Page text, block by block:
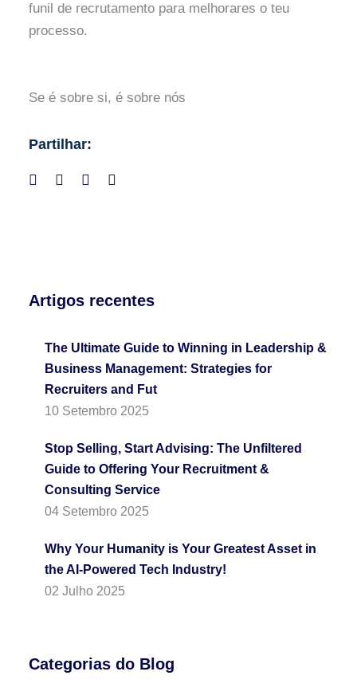
Artigos recentes
The Ultimate Guide to Winning in Leadership &
Business Management: Strategies for
Recruiters and Fut
10 Setembro 2025
Stop Selling, Start Advising: The Unfiltered
Guide to Offering Your Recruitment &
Consulting Service
04 Setembro 2025
Why Your Humanity is Your Greatest Asset in
the AI-Powered Tech Industry!
02 Julho 2025
Categorias do Blog
funil de recrutamento para melhorares o teu
processo.
Se é sobre si, é sobre nós
Partilhar: